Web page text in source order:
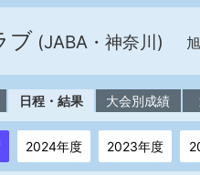
ブ (JABA・神奈川)
日程・結果 大会別成績
2024年度 2023年度